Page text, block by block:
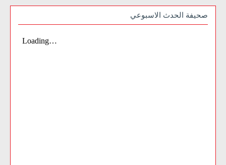
صحيفة الحدث الاسبوعي